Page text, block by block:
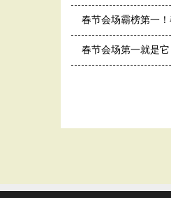
春节会场霸榜第一
春节会场第一就是